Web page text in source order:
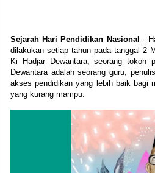
Sejarah Hari Pendidikan Nasional -
dilakukan setiap tahun pada tanggal 2
Ki Hadjar Dewantara, seorang tokoh
Dewantara adalah seorang guru,
akses pendidikan yang lebih baik bagi
yang kurang mampu.